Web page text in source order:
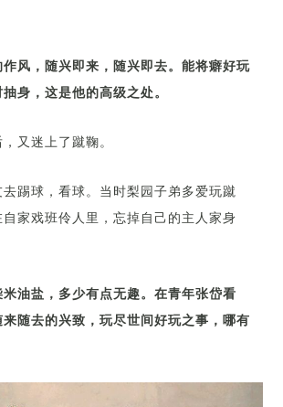
风，随兴即来，随兴即去。能将癖好玩
身，这是他的高级之处。
又迷上了蹴鞠。
踢球，看球。当时梨园子弟多爱玩蹴
家戏班伶人里，忘掉自己的主人家身
油盐，多少有点无趣。在青年张岱看
随去的兴致，玩尽世间好玩之事，哪有